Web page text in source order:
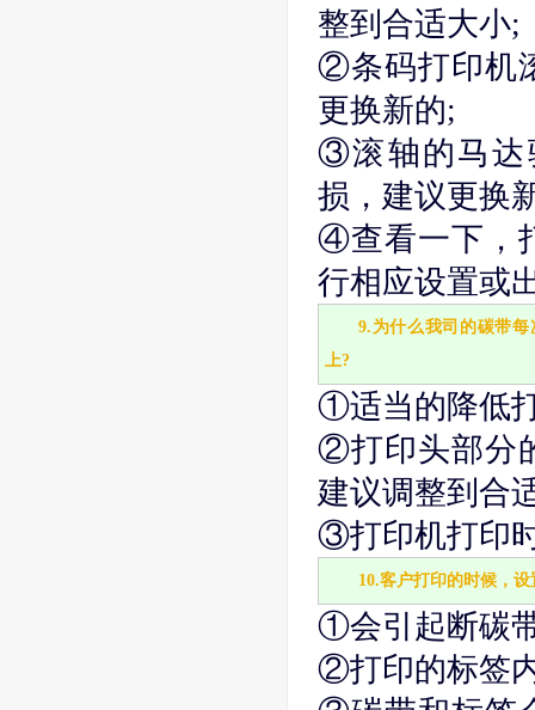
整到合适大小;
②条码打印机
更换新的;
③滚轴的马达
损，建议更换
④查看一下，
行相应设置或
9.为什么我司的碳带
上?
①适当的降低
②打印头部分
建议调整到合
③打印机打印
10.客户打印的时候，
①会引起断碳
②打印的标签